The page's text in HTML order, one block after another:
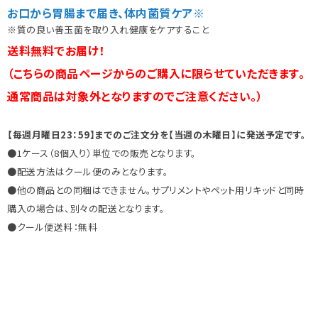
お口から胃腸まで届き、体内菌質ケア※
※質の良い善玉菌を取り入れ健康をケアすること
送料無料でお届け！
（こちらの商品ページからのご購入に限らせていただきます。
通常商品は対象外となりますのでご注意ください。）
【毎週月曜日23：59】までのご注文分を【当週の木曜日】に発送予定です。
●1ケース（8個入り）単位での販売となります。
●配送方法はクール便のみとなります。
●他の商品との同梱はできません。サプリメントやペット用リキッドと同時
購入の場合は、別々の配送となります。
●クール便送料：無料